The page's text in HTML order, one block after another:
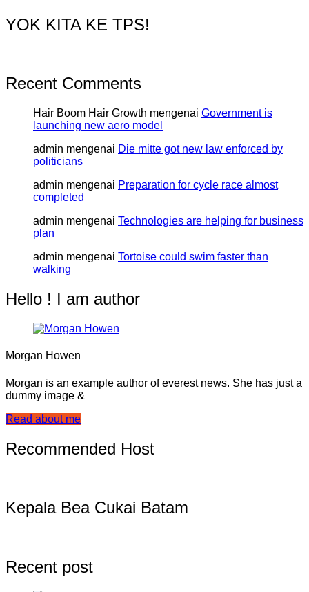
YOK KITA KE TPS!
Recent Comments
Hair Boom Hair Growth mengenai Government is
launching new aero model
admin mengenai Die mitte got new law enforced by
politicians
admin mengenai Preparation for cycle race almost
completed
admin mengenai Technologies are helping for business
plan
admin mengenai Tortoise could swim faster than
walking
Hello ! I am author
Morgan Howen
Morgan is an example author of everest news. She has just a
dummy image &
Read about me
Recommended Host
Kepala Bea Cukai Batam
Recent post